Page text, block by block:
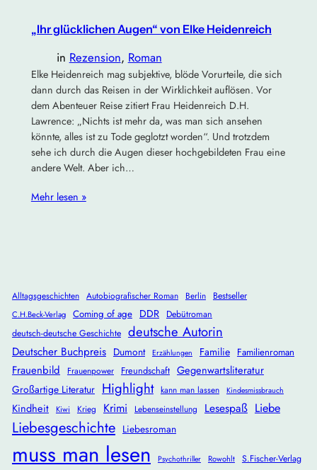
„Ihr glücklichen Augen“ von Elke Heidenreich
in Rezension, Roman
Elke Heidenreich mag subjektive, blöde Vorurteile, die sich
dann durch das Reisen in der Wirklichkeit auflösen. Vor
dem Abenteuer Reise zitiert Frau Heidenreich D.H.
Lawrence: „Nichts ist mehr da, was man sich ansehen
könnte, alles ist zu Tode geglotzt worden“. Und trotzdem
sehe ich durch die Augen dieser hochgebildeten Frau eine
andere Welt. Aber ich…
Mehr lesen »
Alltagsgeschichten Autobiografischer Roman Berlin Bestseller
C.H.Beck-Verlag Coming of age DDR
Debütroman
deutsch-deutsche Geschichte deutsche Autorin
Deutscher Buchpreis Dumont Erzählungen Familie Familienroman
Frauenbild Frauenpower Freundschaft Gegenwartsliteratur
Großartige Literatur Highlight kann man lassen Kindesmissbrauch
Kindheit Kiwi Krieg Krimi Lebenseinstellung Lesespaß Liebe
Liebesgeschichte Liebesroman
muss man lesen Psychothriller Rowohlt S.Fischer-Verlag